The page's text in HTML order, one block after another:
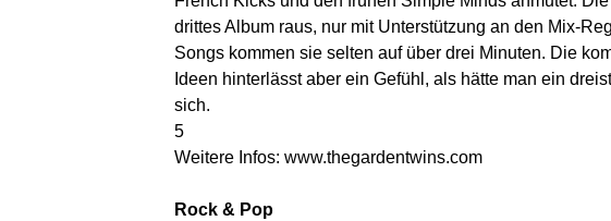
drittes Album raus, nur mit Unterstützung an den Mix-
Songs kommen sie selten auf über drei Minuten. Die
Ideen hinterlässt aber ein Gefühl, als hätte man ein
sich.
5
Weitere Infos: www.thegardentwins.com
Rock & Pop